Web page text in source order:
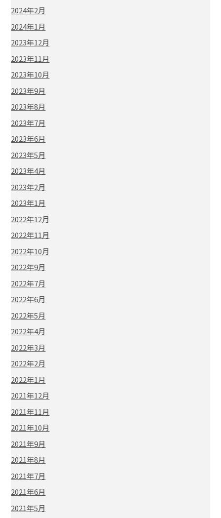
2024年2月
2024年1月
2023年12月
2023年11月
2023年10月
2023年9月
2023年8月
2023年7月
2023年6月
2023年5月
2023年4月
2023年2月
2023年1月
2022年12月
2022年11月
2022年10月
2022年9月
2022年7月
2022年6月
2022年5月
2022年4月
2022年3月
2022年2月
2022年1月
2021年12月
2021年11月
2021年10月
2021年9月
2021年8月
2021年7月
2021年6月
2021年5月